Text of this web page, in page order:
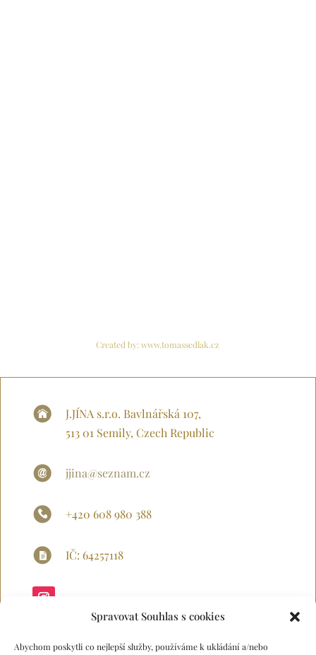
Spravovat Souhlas s cookies
Abychom poskytli co nejlepší služby, používáme k ukládání a/nebo
Created by:www.tomassedlak.cz
J.JÍNA s.r.o. Bavlnářská 107,
513 01 Semily, Czech Republic
jjina@seznam.cz
+420 608 980 388
IČ: 64257118